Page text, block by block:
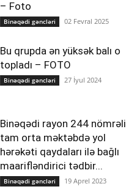
– Foto
Binəqədi gəncləri 02 Fevral 2025
Bu qrupda ən yüksək balı o
topladı – FOTO
Binəqədi gəncləri 27 İyul 2024
Binəqədi rayon 244 nömrəli
tam orta məktəbdə yol
hərəkəti qaydaları ilə bağlı
maarifləndirici tədbir...
Binəqədi gəncləri 19 Aprel 2023